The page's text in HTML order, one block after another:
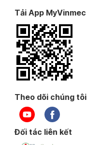
Tải App MyVinmec
Theo dõi chúng tôi
Đối tác liên kết